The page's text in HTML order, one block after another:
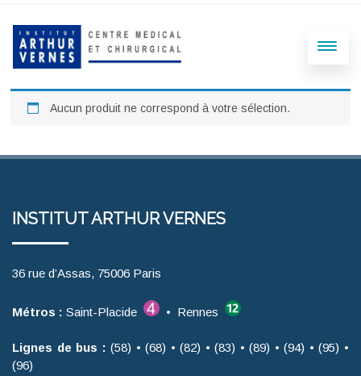
Aucun produit ne correspond à votre sélection.
INSTITUT ARTHUR VERNES
36 rue d’Assas, 75006 Paris
Métros : Saint-Placide • Rennes
Lignes de bus : (58) • (68) • (82) • (83) • (89) • (94) • (95) •
(96)